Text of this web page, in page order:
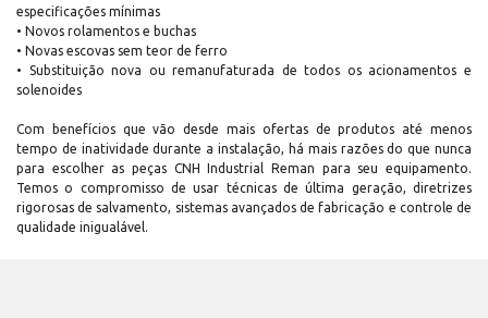
especificações mínimas
• Novos rolamentos e buchas
• Novas escovas sem teor de ferro
• Substituição nova ou remanufaturada de todos os acionamentos e
solenoides
Com benefícios que vão desde mais ofertas de produtos até menos
tempo de inatividade durante a instalação, há mais razões do que nunca
para escolher as peças CNH Industrial Reman para seu equipamento.
Temos o compromisso de usar técnicas de última geração, diretrizes
rigorosas de salvamento, sistemas avançados de fabricação e controle de
qualidade inigualável.